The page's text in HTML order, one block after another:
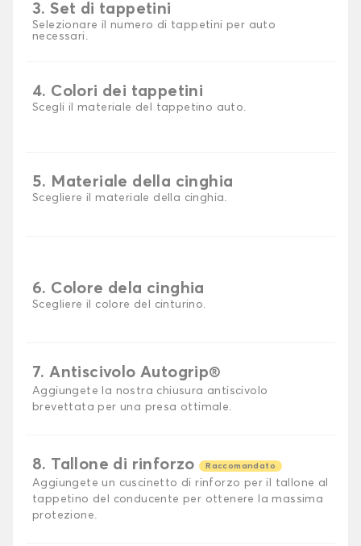
3. Set di tappetini
Selezionare il numero di tappetini per auto
necessari.
4. Colori dei tappetini
Scegli il materiale del tappetino auto.
5. Materiale della cinghia
Scegliere il materiale della cinghia.
6. Colore dela cinghia
Scegliere il colore del cinturino.
7. Antiscivolo Autogrip®
Aggiungete la nostra chiusura antiscivolo
brevettata per una presa ottimale.
8. Tallone di rinforzo Raccomandato
Aggiungete un cuscinetto di rinforzo per il tallone al
tappetino del conducente per ottenere la massima
protezione.